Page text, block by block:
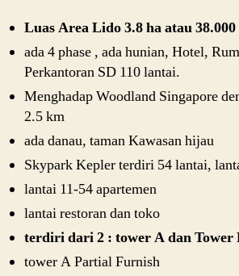
Luas Area Lido 3.8 ha atau
ada 4 phase , ada hunian, Hotel,
Perkantoran SD 110 lantai.
Menghadap Woodland Singapore
2.5 km
ada danau, taman Kawasan hijau
Skypark Kepler terdiri 54 lantai,
lantai 11-54 apartemen
lantai restoran dan toko
terdiri dari 2 : tower A dan Tower
tower A Partial Furnish